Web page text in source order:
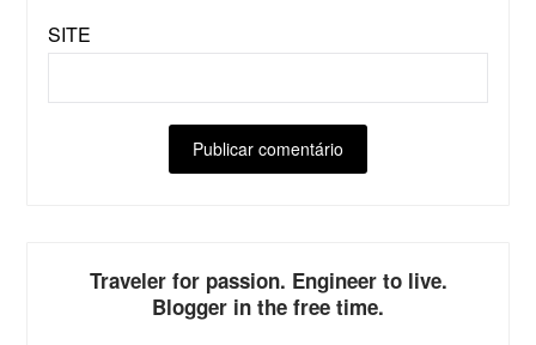
SITE
Traveler for passion. Engineer to live.
Blogger in the free time.